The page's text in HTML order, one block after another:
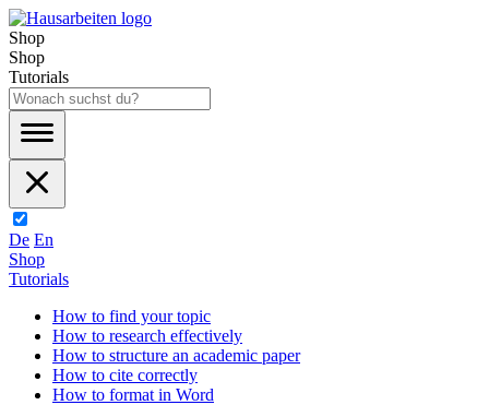
Shop
Shop
Tutorials
De En
Shop
Tutorials
How to find your topic
How to research effectively
How to structure an academic paper
How to cite correctly
How to format in Word